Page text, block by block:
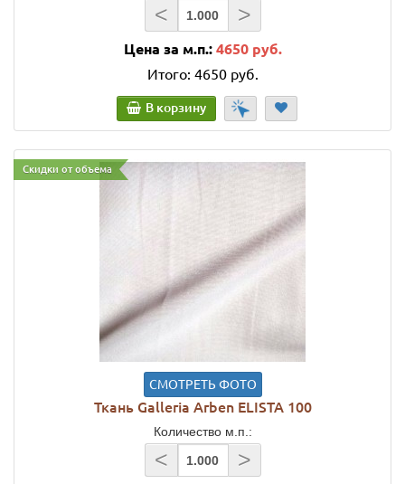
< >
Цена за м.п.: 4650 руб.
Итого: 4650 руб.
В корзину
Скидки от объема
СМОТРЕТЬ ФОТО
Ткань Galleria Arben ELISTA 100
Количество м.п.:
< >